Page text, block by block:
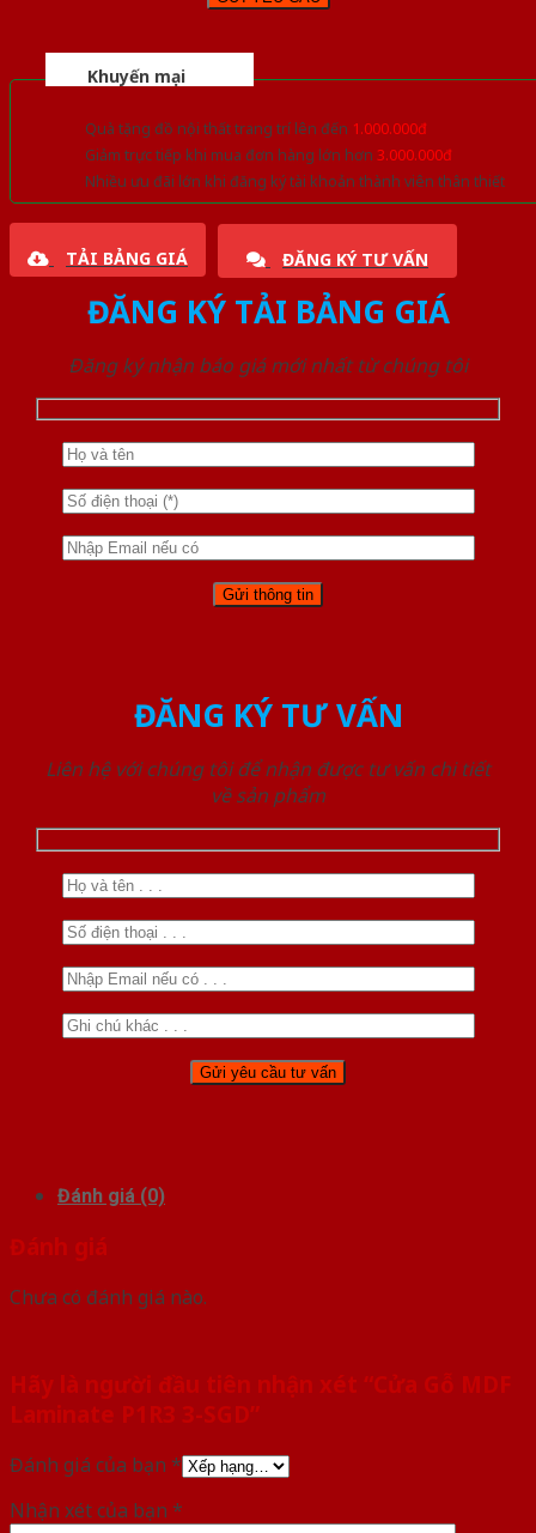
Khuyến mại
Quà tặng đồ nội thất trang trí lên đến 1.000.000đ
Giảm trực tiếp khi mua đơn hàng lớn hơn 3.000.000đ
Nhiều ưu đãi lớn khi đăng ký tài khoản thành viên thân thiết
TẢI BẢNG GIÁ ĐĂNG KÝ TƯ VẤN
ĐĂNG KÝ TẢI BẢNG GIÁ
Đăng ký nhận báo giá mới nhất từ chúng tôi
ĐĂNG KÝ TƯ VẤN
Liên hệ với chúng tôi để nhận được tư vấn chi tiết
về sản phẩm
Đánh giá (0)
Đánh giá
Chưa có đánh giá nào.
Hãy là người đầu tiên nhận xét “Cửa Gỗ MDF
Laminate P1R3 3-SGD”
Đánh giá của bạn *
Nhận xét của bạn *